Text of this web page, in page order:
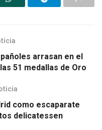
arrasan en el
51 medallas de Oro
como escaparate
delicatessen